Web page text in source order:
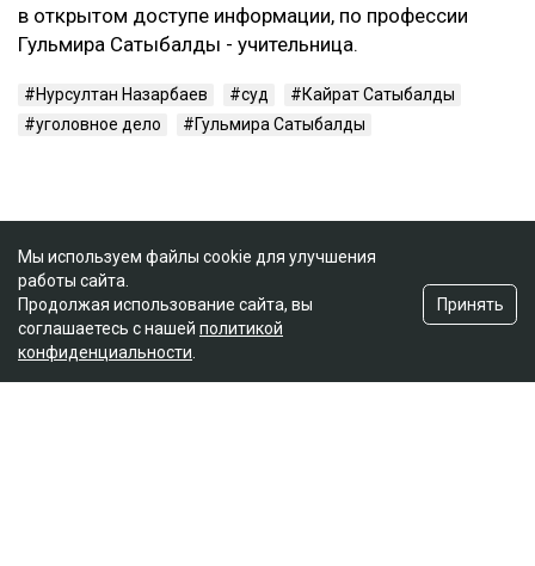
в открытом доступе информации, по профессии
Гульмира Сатыбалды - учительница.
Нурсултан Назарбаев суд
Кайрат Сатыбалды
уголовное дело
Гульмира Сатыбалды
Мы используем файлы cookie для улучшения
работы сайта.
Продолжая использование сайта, вы
соглашаетесь с нашей политикой
конфиденциальности
Принять